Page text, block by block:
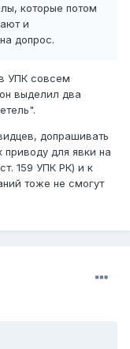
которые потом
и
допрос.
УПК совсем
выделил два
допрашивать
приводу для явки на
159 УПК РК) и к
тоже не смогут